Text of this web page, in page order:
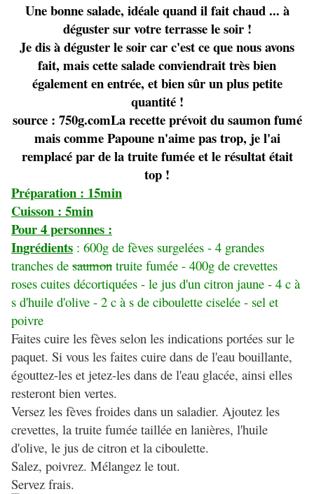
Une bonne salade, idéale quand il fait chaud ... à
déguster sur votre terrasse le soir !
Je dis à déguster le soir car c'est ce que nous avons
fait, mais cette salade conviendrait très bien
également en entrée, et bien sûr un plus petite
quantité !
source : 750g.comLa recette prévoit du saumon fumé
mais comme Papoune n'aime pas trop, je l'ai
remplacé par de la truite fumée et le résultat était
top !
Préparation : 15min
Cuisson : 5min
Pour 4 personnes :
Ingrédients : 600g de fèves surgelées - 4 grandes
tranches de saumon truite fumée - 400g de crevettes
roses cuites décortiquées - le jus d'un citron jaune - 4 c à
s d'huile d'olive - 2 c à s de ciboulette ciselée - sel et
poivre
Faites cuire les fèves selon les indications portées sur le
paquet. Si vous les faites cuire dans de l'eau bouillante,
égouttez-les et jetez-les dans de l'eau glacée, ainsi elles
resteront bien vertes.
Versez les fèves froides dans un saladier. Ajoutez les
crevettes, la truite fumée taillée en lanières, l'huile
d'olive, le jus de citron et la ciboulette.
Salez, poivrez. Mélangez le tout.
Servez frais.